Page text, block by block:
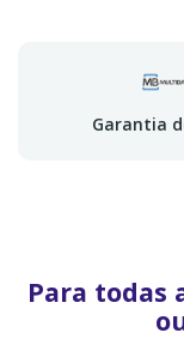
Garantia
Para todas